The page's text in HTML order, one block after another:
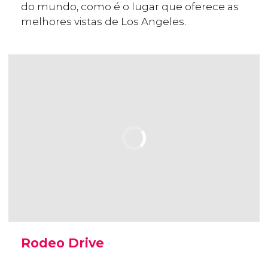
do mundo, como é o lugar que oferece as
melhores vistas de Los Angeles.
Rodeo Drive